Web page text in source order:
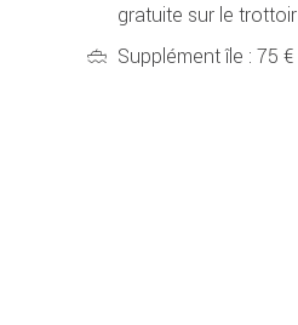
gratuite sur le trottoir
Supplément île : 75 €